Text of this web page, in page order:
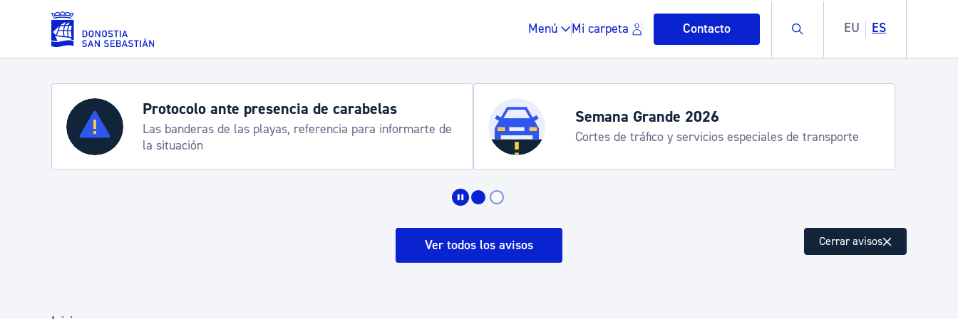
Saltar al contenido principal
Menú Mi carpeta Contacto Buscar EU ES
Servicios
Padrón y asuntos personales
Espacio público, residuos y medioambiente
Protocolo ante presencia de carabelas
Las banderas de las playas, referencia para informarte de
la situación
Semana Grande 2026
Cortes de tráfico y servicios especiales de transporte
Ver todos los avisos Cerrar avisos